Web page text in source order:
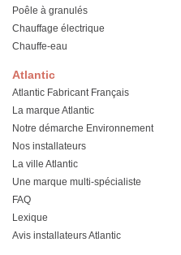
Atlantic
Atlantic Fabricant Français
La marque Atlantic
Notre démarche Environnement
Nos installateurs
La ville Atlantic
Une marque multi-spécialiste
FAQ
Lexique
Avis installateurs Atlantic
Poêle à granulés
Chauffage électrique
Chauffe-eau